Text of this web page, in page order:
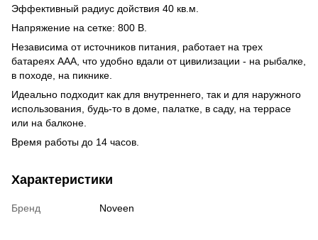
Эффективный радиус дойствия 40 кв.м.
Напряжение на сетке: 800 В.
Независима от источников питания, работает на трех
батареях ААА, что удобно вдали от цивилизации - на рыбалке,
в походе, на пикнике.
Идеально подходит как для внутреннего, так и для наружного
использования, будь-то в доме, палатке, в саду, на террасе
или на балконе.
Время работы до 14 часов.
Характеристики
Бренд Noveen